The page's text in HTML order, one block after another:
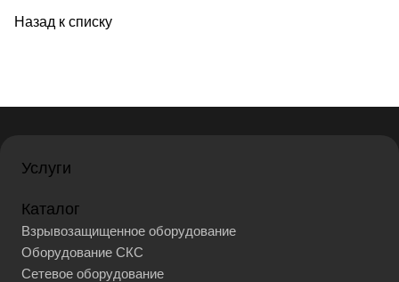
Назад к списку
Услуги
Каталог
Взрывозащищенное оборудование
Оборудование СКС
Сетевое оборудование